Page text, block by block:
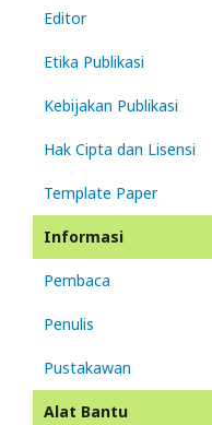
Editor
Etika Publikasi
Kebijakan Publikasi
Hak Cipta dan Lisensi
Template Paper
Informasi
Pembaca
Penulis
Pustakawan
Alat Bantu